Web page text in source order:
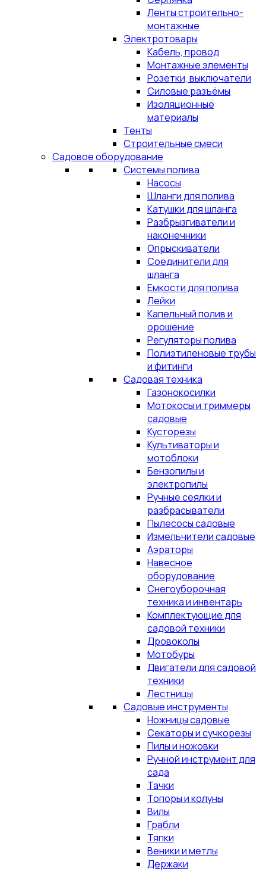
Ленты строительно-
монтажные
Электротовары
Кабель, провод
Монтажные элементы
Розетки, выключатели
Силовые разъёмы
Изоляционные
материалы
Тенты
Строительные смеси
Садовое оборудование
Системы полива
Насосы
Шланги для полива
Катушки для шланга
Разбрызгиватели и
наконечники
Опрыскиватели
Соединители для
шланга
Емкости для полива
Лейки
Капельный полив и
орошение
Регуляторы полива
Полиэтиленовые трубы
и фитинги
Садовая техника
Газонокосилки
Мотокосы и триммеры
садовые
Кусторезы
Культиваторы и
мотоблоки
Бензопилы и
электропилы
Ручные сеялки и
разбрасыватели
Пылесосы садовые
Измельчители садовые
Аэраторы
Навесное
оборудование
Снегоуборочная
техника и инвентарь
Комплектующие для
садовой техники
Дровоколы
Мотобуры
Двигатели для садовой
техники
Лестницы
Садовые инструменты
Ножницы садовые
Секаторы и сучкорезы
Пилы и ножовки
Ручной инструмент для
сада
Тачки
Топоры и колуны
Вилы
Грабли
Тяпки
Веники и метлы
Держаки